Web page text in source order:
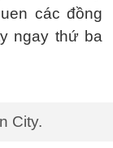
các đồng
ngay thứ ba
City.